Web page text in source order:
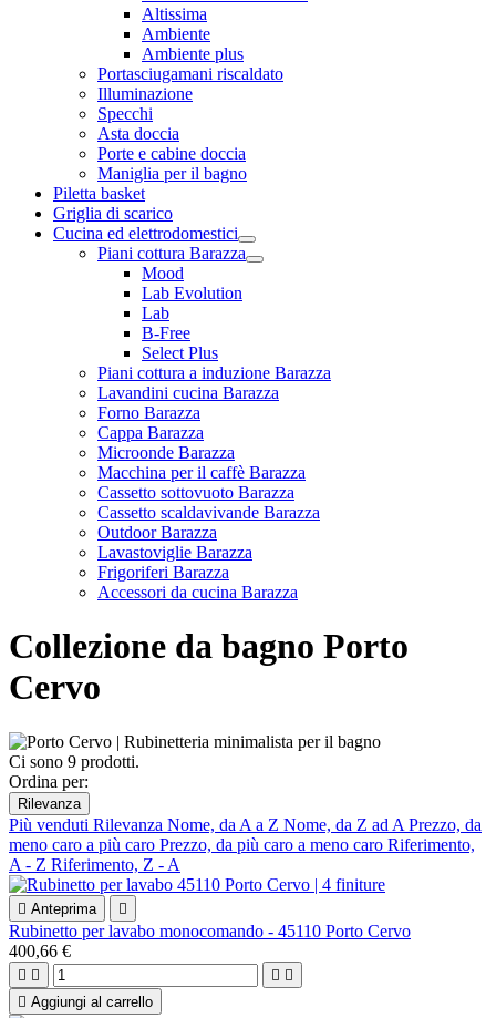
Altissima
Ambiente
Ambiente plus
Portasciugamani riscaldato
Illuminazione
Specchi
Asta doccia
Porte e cabine doccia
Maniglia per il bagno
Piletta basket
Griglia di scarico
Cucina ed elettrodomestici
Piani cottura Barazza
Mood
Lab Evolution
Lab
B-Free
Select Plus
Piani cottura a induzione Barazza
Lavandini cucina Barazza
Forno Barazza
Cappa Barazza
Microonde Barazza
Macchina per il caffè Barazza
Cassetto sottovuoto Barazza
Cassetto scaldavivande Barazza
Outdoor Barazza
Lavastoviglie Barazza
Frigoriferi Barazza
Accessori da cucina Barazza
Collezione da bagno Porto
Cervo
Ci sono 9 prodotti.
Ordina per:
Rilevanza
Più venduti Rilevanza Nome, da A a Z Nome, da Z ad A Prezzo, da
meno caro a più caro Prezzo, da più caro a meno caro Riferimento,
A - Z Riferimento, Z - A
 Anteprima 
Rubinetto per lavabo monocomando - 45110 Porto Cervo
400,66 €
   
 Aggiungi al carrello